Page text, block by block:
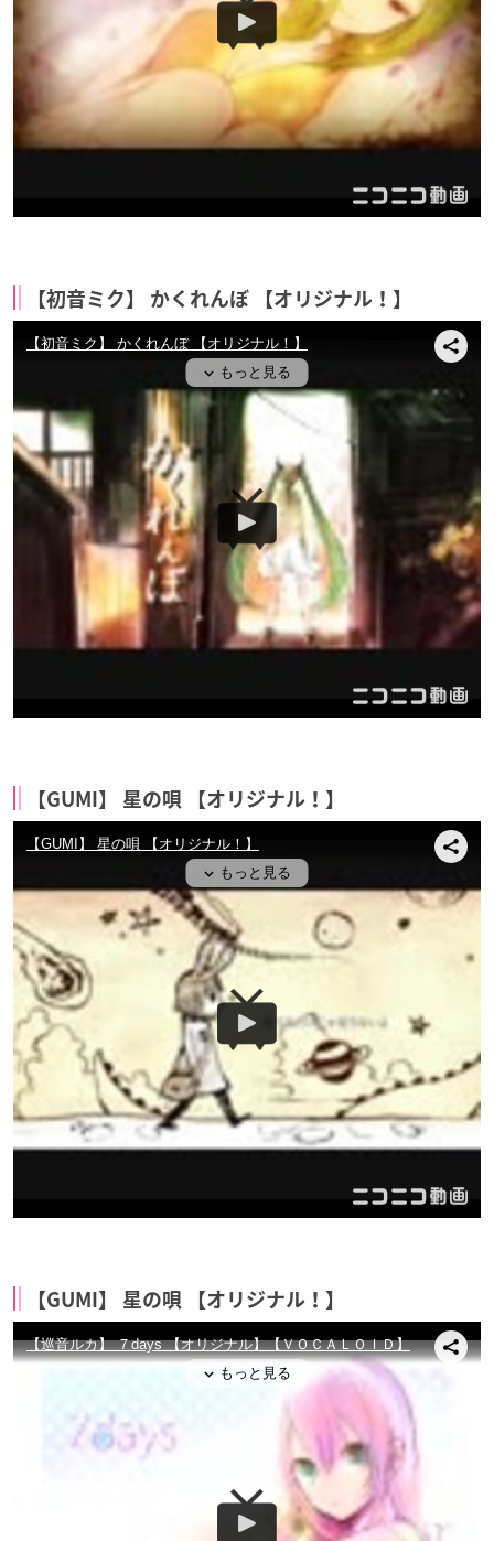
【初音ミク】 かくれんぼ 【オリジナル！】
【GUMI】 星の唄 【オリジナル！】
【GUMI】 星の唄 【オリジナル！】